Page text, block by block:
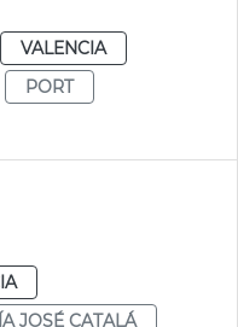
VALENCIA
PORT
JOSÉ CATALÁ